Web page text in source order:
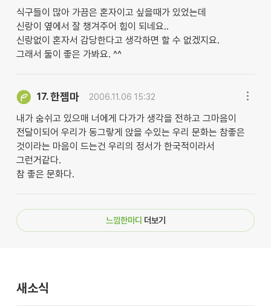
식구들이 많아 가끔은 혼자이고 싶을때가 있었는데
신랑이 옆에서 잘 챙겨주어 힘이 되네요..
신랑없이 혼자서 감당한다고 생각하면 할 수 없겠지요.
그래서 둘이 좋은 가봐요. ^^
17.한젬마 2006.11.06 15:32
내가 숨쉬고 있으매 너에게 다가가 생각을 전하고 그마음이
전달이되어 우리가 동그랗게 앉을 수있는 우리 문화는 참좋은
것이라는 마음이 드는건 우리의 정서가 한국적이라서
그런거같다.
참 좋은 문화다.
느낌한마디 더보기
새소식